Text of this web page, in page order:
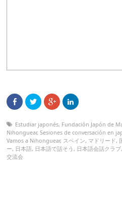
Estudiar japonés, Fundación Japón de
Nihonguear,Sesiones de conversación en
Vamos a Nihonguear, スペイン, マドリード,
ー, 日本語, 日本語で話そう , 日本語会話クラブ,
交流会